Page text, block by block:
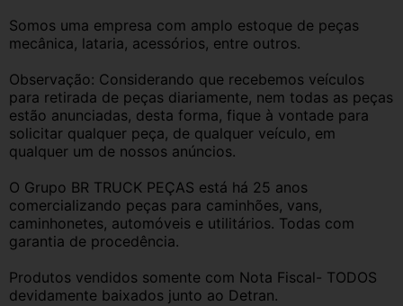
Somos uma empresa com amplo estoque de peças
mecânica, lataria, acessórios, entre outros.
Observação: Considerando que recebemos veículos
para retirada de peças diariamente, nem todas as peças
estão anunciadas, desta forma, fique à vontade para
solicitar qualquer peça, de qualquer veículo, em
qualquer um de nossos anúncios.
O Grupo BR TRUCK PEÇAS está há 25 anos
comercializando peças para caminhões, vans,
caminhonetes, automóveis e utilitários. Todas com
garantia de procedência.
Produtos vendidos somente com Nota Fiscal- TODOS
devidamente baixados junto ao Detran.